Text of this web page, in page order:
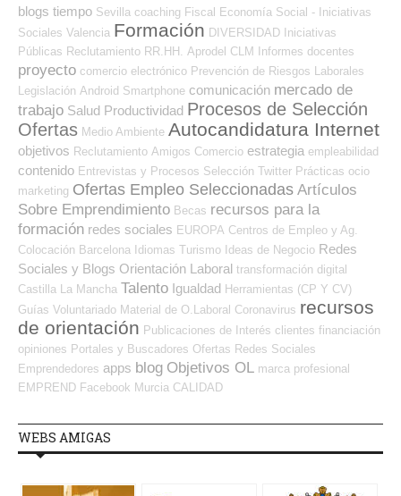
blogs tiempo Sevilla coaching Fiscal Economía Social - Iniciativas
Sociales Valencia Formación DIVERSIDAD Iniciativas
Públicas Reclutamiento RR.HH. Aprodel CLM Informes docentes
proyecto comercio electrónico Prevención de Riesgos Laborales
Legislación Android Smartphone comunicación mercado de
trabajo Salud Productividad Procesos de Selección
Ofertas Medio Ambiente Autocandidatura Internet
objetivos Reclutamiento Amigos Comercio estrategia empleabilidad
contenido Entrevistas y Procesos Selección Twitter Prácticas ocio
marketing Ofertas Empleo Seleccionadas Artículos
Sobre Emprendimiento Becas recursos para la
formación redes sociales EUROPA Centros de Empleo y Ag.
Colocación Barcelona Idiomas Turismo Ideas de Negocio Redes
Sociales y Blogs Orientación Laboral transformación digital
Castilla La Mancha Talento Igualdad Herramientas (CP Y CV)
Guías Voluntariado Material de O.Laboral Coronavirus recursos
de orientación Publicaciones de Interés clientes financiación
opiniones Portales y Buscadores Ofertas Redes Sociales
Emprendedores apps blog Objetivos OL marca profesional
EMPREND Facebook Murcia CALIDAD
WEBS AMIGAS